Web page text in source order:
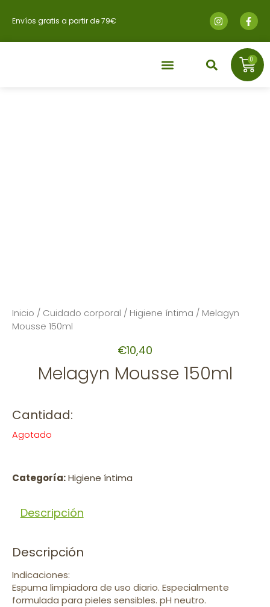
Envíos gratis a partir de 79€
0
Inicio / Cuidado corporal / Higiene íntima / Melagyn
Mousse 150ml
€10,40
Melagyn Mousse 150ml
Cantidad:
Agotado
Categoría:Higiene íntima
Descripción
Descripción
Indicaciones:
Espuma limpiadora de uso diario. Especialmente
formulada para pieles sensibles. pH neutro.